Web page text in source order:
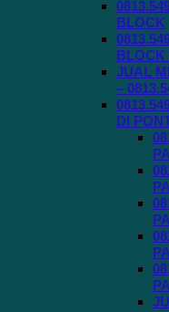
BLOCK
BLOCK
JUAL
–
DI